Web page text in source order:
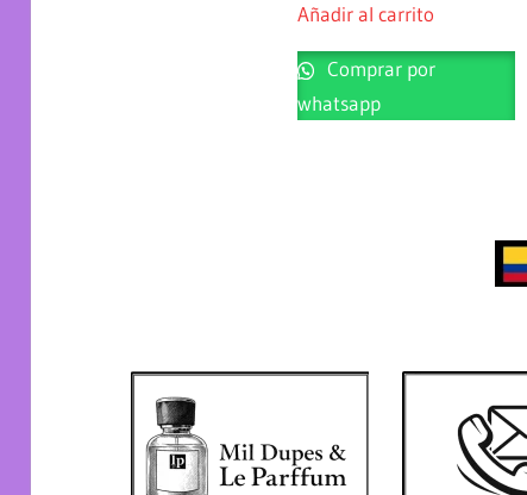
Añadir al carrito
Comprar por
whatsapp